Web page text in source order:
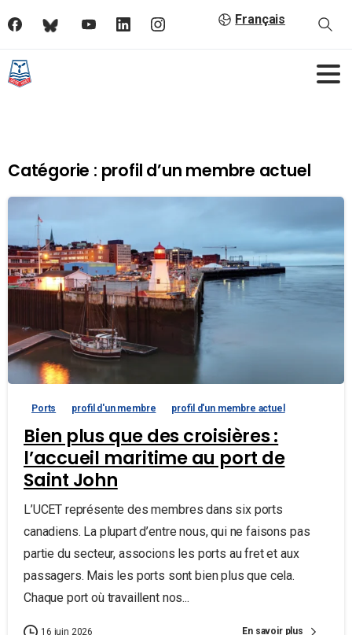
Français
Catégorie : profil d’un membre actuel
Ports profil d'un membre profil d'un membre actuel
Bien plus que des croisières :
l’accueil maritime au port de
Saint John
L’UCET représente des membres dans six ports
canadiens. La plupart d’entre nous, qui ne faisons pas
partie du secteur, associons les ports au fret et aux
passagers. Mais les ports sont bien plus que cela.
Chaque port où travaillent nos...
16 juin 2026 En savoir plus